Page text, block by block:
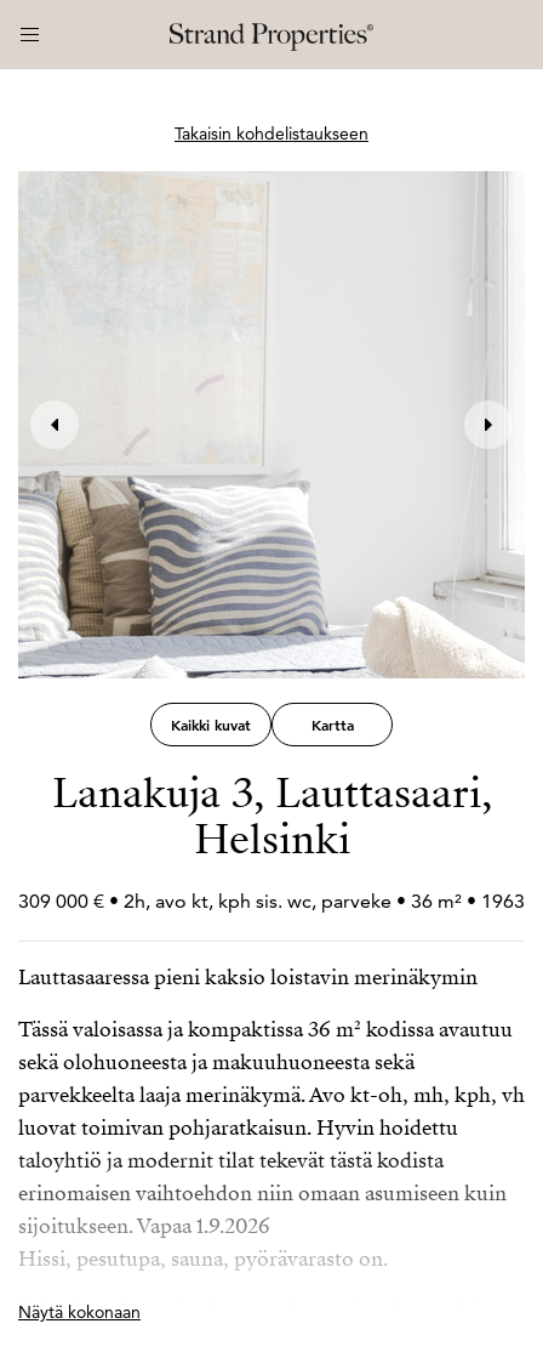
Takaisin kohdelistaukseen
Kaikki kuvat Kartta
Lanakuja 3, Lauttasaari,
Helsinki
309 000 € • 2h, avo kt, kph sis. wc, parveke • 36 m² • 1963
Lauttasaaressa pieni kaksio loistavin merinäkymin
Tässä valoisassa ja kompaktissa 36 m² kodissa avautuu
sekä olohuoneesta ja makuuhuoneesta sekä
parvekkeelta laaja merinäkymä. Avo kt-oh, mh, kph, vh
luovat toimivan pohjaratkaisun. Hyvin hoidettu
taloyhtiö ja modernit tilat tekevät tästä kodista
erinomaisen vaihtoehdon niin omaan asumiseen kuin
sijoitukseen. Vapaa 1.9.2026
Hissi, pesutupa, sauna, pyörävarasto on.
Esittelyt vain sopimuksen mukaan: risto@strand.fi
Näytä kokonaan